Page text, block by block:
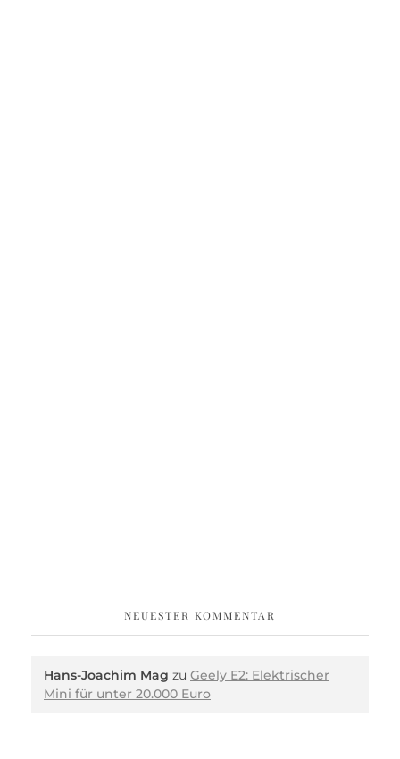
NEUESTER KOMMENTAR
Hans-Joachim Mag zu Geely E2: Elektrischer
Mini für unter 20.000 Euro